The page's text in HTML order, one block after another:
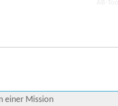
einer Mission